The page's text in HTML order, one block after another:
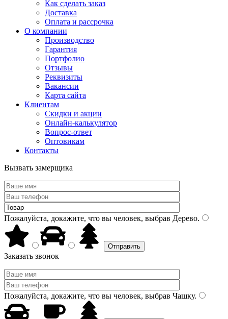
Как сделать заказ
Доставка
Оплата и рассрочка
О компании
Производство
Гарантия
Портфолио
Отзывы
Реквизиты
Вакансии
Карта сайта
Клиентам
Скидки и акции
Онлайн-калькулятор
Вопрос-ответ
Оптовикам
Контакты
Вызвать замерщика
Пожалуйста, докажите, что вы человек, выбрав Дерево.
Заказать звонок
Пожалуйста, докажите, что вы человек, выбрав Чашку.